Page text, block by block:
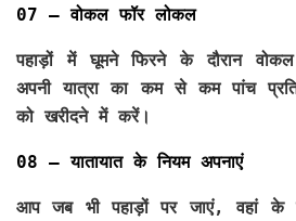
07 – वोकल फॉर लोकल
पहाड़ों में घूमने फिरने के दौरान
अपनी यात्रा का कम से कम पांच
को खरीदने में करें।
08 – यातायात के नियम अपनाएं
आप जब भी पहाड़ों पर जाएं, वहां के